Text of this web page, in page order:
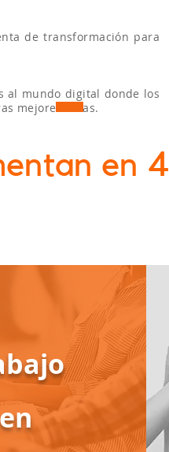
de transformación para
al mundo digital donde los
mejores ideas.
en 4
en